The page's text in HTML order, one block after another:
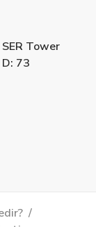
Tower
73